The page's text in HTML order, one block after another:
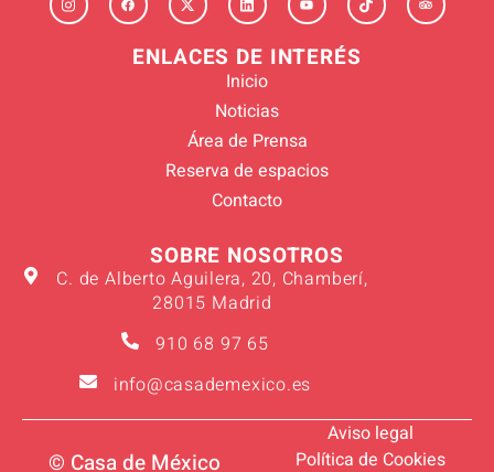
ENLACES DE INTERÉS
Inicio
Noticias
Área de Prensa
Reserva de espacios
Contacto
SOBRE NOSOTROS
C. de Alberto Aguilera, 20, Chamberí,
28015 Madrid
910 68 97 65
info@casademexico.es
© Casa de México
Aviso legal
Política de Cookies